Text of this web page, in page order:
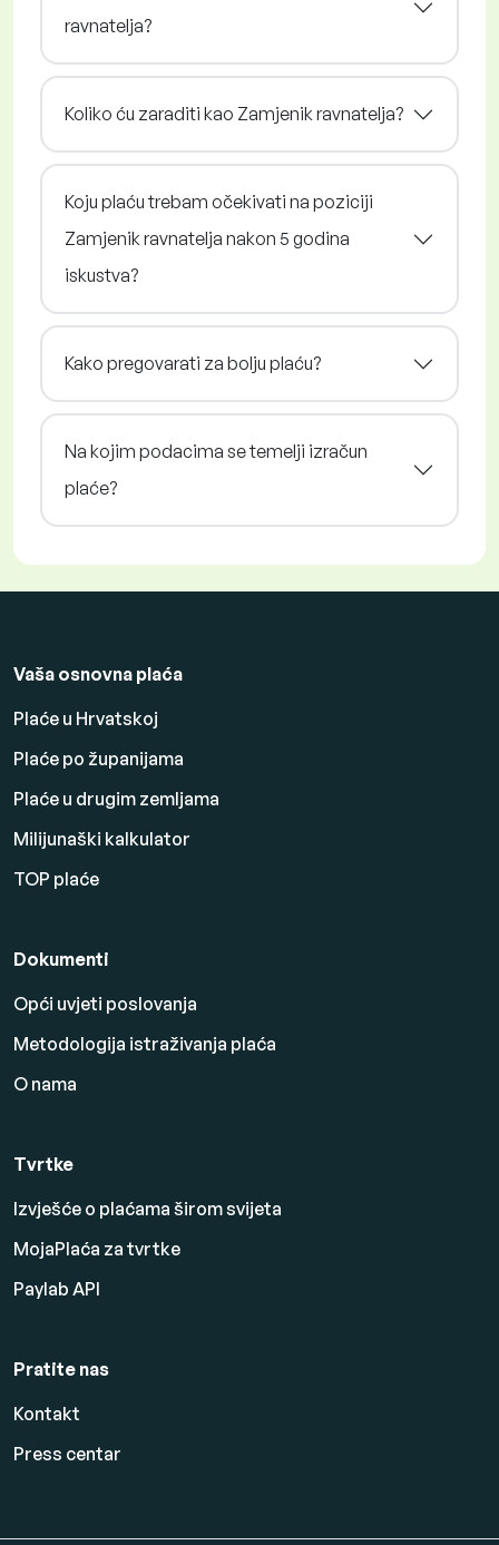
ravnatelja?
Koliko ću zaraditi kao Zamjenik ravnatelja?
Koju plaću trebam očekivati na poziciji
Zamjenik ravnatelja nakon 5 godina
iskustva?
Kako pregovarati za bolju plaću?
Na kojim podacima se temelji izračun
plaće?
Vaša osnovna plaća
Plaće u Hrvatskoj
Plaće po županijama
Plaće u drugim zemljama
Milijunaški kalkulator
TOP plaće
Dokumenti
Opći uvjeti poslovanja
Metodologija istraživanja plaća
O nama
Tvrtke
Izvješće o plaćama širom svijeta
MojaPlaća za tvrtke
Paylab API
Pratite nas
Kontakt
Press centar